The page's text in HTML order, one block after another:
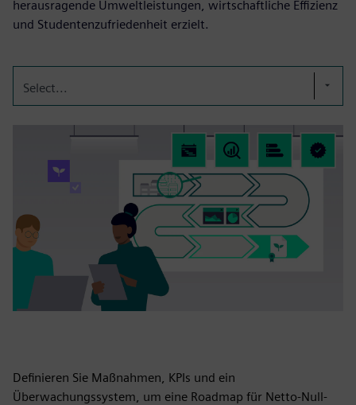
herausragende Umweltleistungen, wirtschaftliche Effizienz
und Studentenzufriedenheit erzielt.
Select...
Definieren Sie Maßnahmen, KPIs und ein
Überwachungssystem, um eine Roadmap für Netto-Null-